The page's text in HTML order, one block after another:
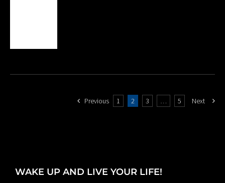
Previous 1 2 3 … 5 Next
WAKE UP AND LIVE YOUR LIFE!